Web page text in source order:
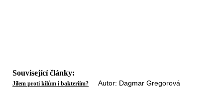
Související články:
Jílem proti kilům i bakteriím? Autor: Dagmar Gregorová